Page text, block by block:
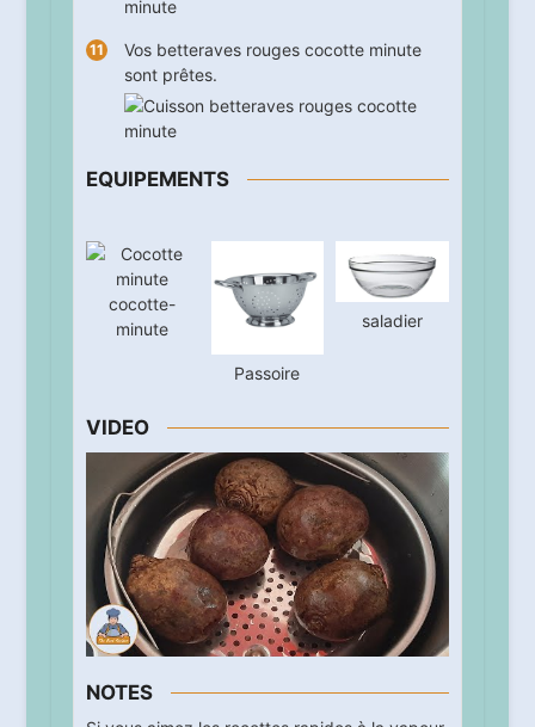
Vos betteraves rouges cocotte minute
sont prêtes.
EQUIPEMENTS
cocotte-
minute
Passoire
saladier
VIDEO
NOTES